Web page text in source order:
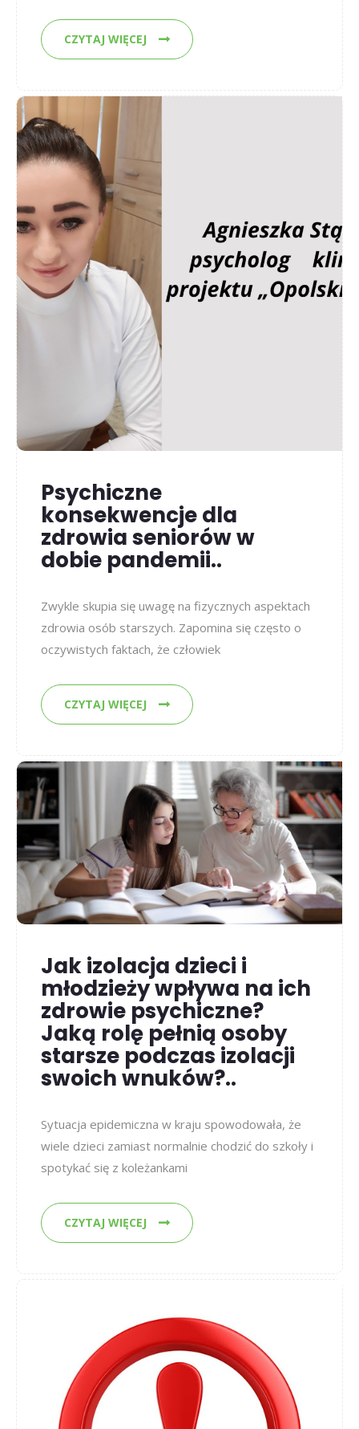
CZYTAJ WIĘCEJ
Psychiczne
konsekwencje dla
zdrowia seniorów w
dobie pandemii..
Zwykle skupia się uwagę na fizycznych aspektach
zdrowia osób starszych. Zapomina się często o
oczywistych faktach, że człowiek
CZYTAJ WIĘCEJ
Jak izolacja dzieci i
młodzieży wpływa na ich
zdrowie psychiczne?
Jaką rolę pełnią osoby
starsze podczas izolacji
swoich wnuków?..
Sytuacja epidemiczna w kraju spowodowała, że
wiele dzieci zamiast normalnie chodzić do szkoły i
spotykać się z koleżankami
CZYTAJ WIĘCEJ